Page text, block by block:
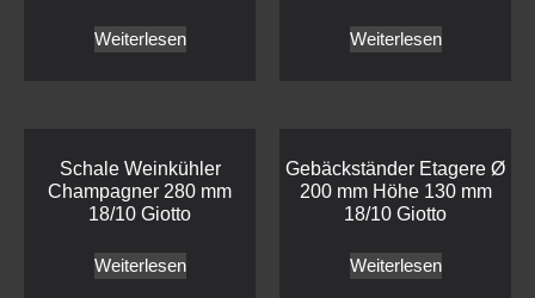
Weiterlesen Weiterlesen
Schale Weinkühler
Champagner 280 mm
18/10 Giotto
Weiterlesen
Gebäckständer Etagere Ø
200 mm Höhe 130 mm
18/10 Giotto
Weiterlesen